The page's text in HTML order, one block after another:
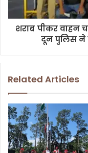
शराब पीकर वाहन
दून पुलिस ने
Related Articles